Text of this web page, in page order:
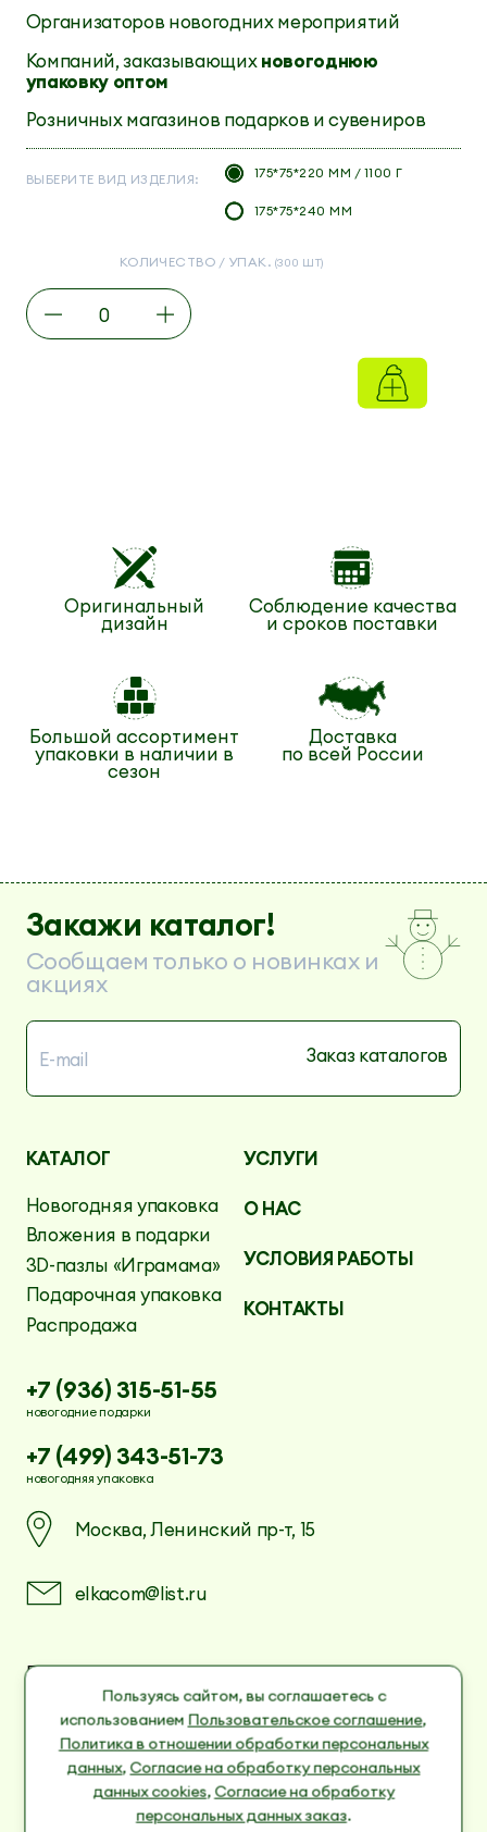
Пользуясь сайтом, вы соглашаетесь с
использованием Пользовательское соглашение,
Политика в отношении обработки персональных
данных,Согласие на обработку персональных
данных cookies,Согласие на обработку
персональных данных заказ.
Организаторов новогодних мероприятий
Компаний, заказывающихновогоднюю
упаковку оптом
Розничных магазинов подарков и сувениров
ВЫБЕРИТЕ ВИД ИЗДЕЛИЯ: 175*75*220 ММ / 1100 Г
175*75*240 ММ
КОЛИЧЕСТВО / УПАК. (300 ШТ)
Оригинальный
дизайн
Соблюдение качества
и сроков поставки
Большой ассортимент
упаковки в наличии в
сезон
Доставка
по всей России
Закажи каталог!
Сообщаем только о новинках и
акциях
КАТАЛОГ
Новогодняя упаковка
Вложения в подарки
3D-пазлы «Играмама»
Подарочная упаковка
Распродажа
УСЛУГИ
О НАС
УСЛОВИЯ РАБОТЫ
КОНТАКТЫ
+7 (936) 315-51-55
новогодние подарки
+7 (499) 343-51-73
новогодняя упаковка
Москва, Ленинский пр-т, 15
elkacom@list.ru
Пользовательское соглашение
Политика в отношении обработки
персональных данных
Согласие на обработку персональных данных
cookies
Согласие на обработку персональных данных